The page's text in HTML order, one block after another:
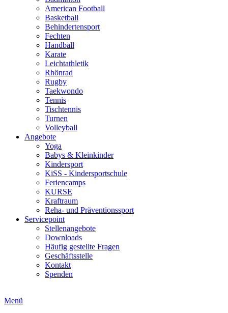
American Football
Basketball
Behindertensport
Fechten
Handball
Karate
Leichtathletik
Rhönrad
Rugby
Taekwondo
Tennis
Tischtennis
Turnen
Volleyball
Angebote
Yoga
Babys & Kleinkinder
Kindersport
KiSS - Kindersportschule
Feriencamps
KURSE
Kraftraum
Reha- und Präventionssport
Servicepoint
Stellenangebote
Downloads
Häufig gestellte Fragen
Geschäftsstelle
Kontakt
Spenden
Menü